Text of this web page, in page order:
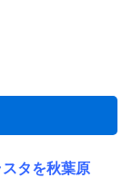
タを秋葉原